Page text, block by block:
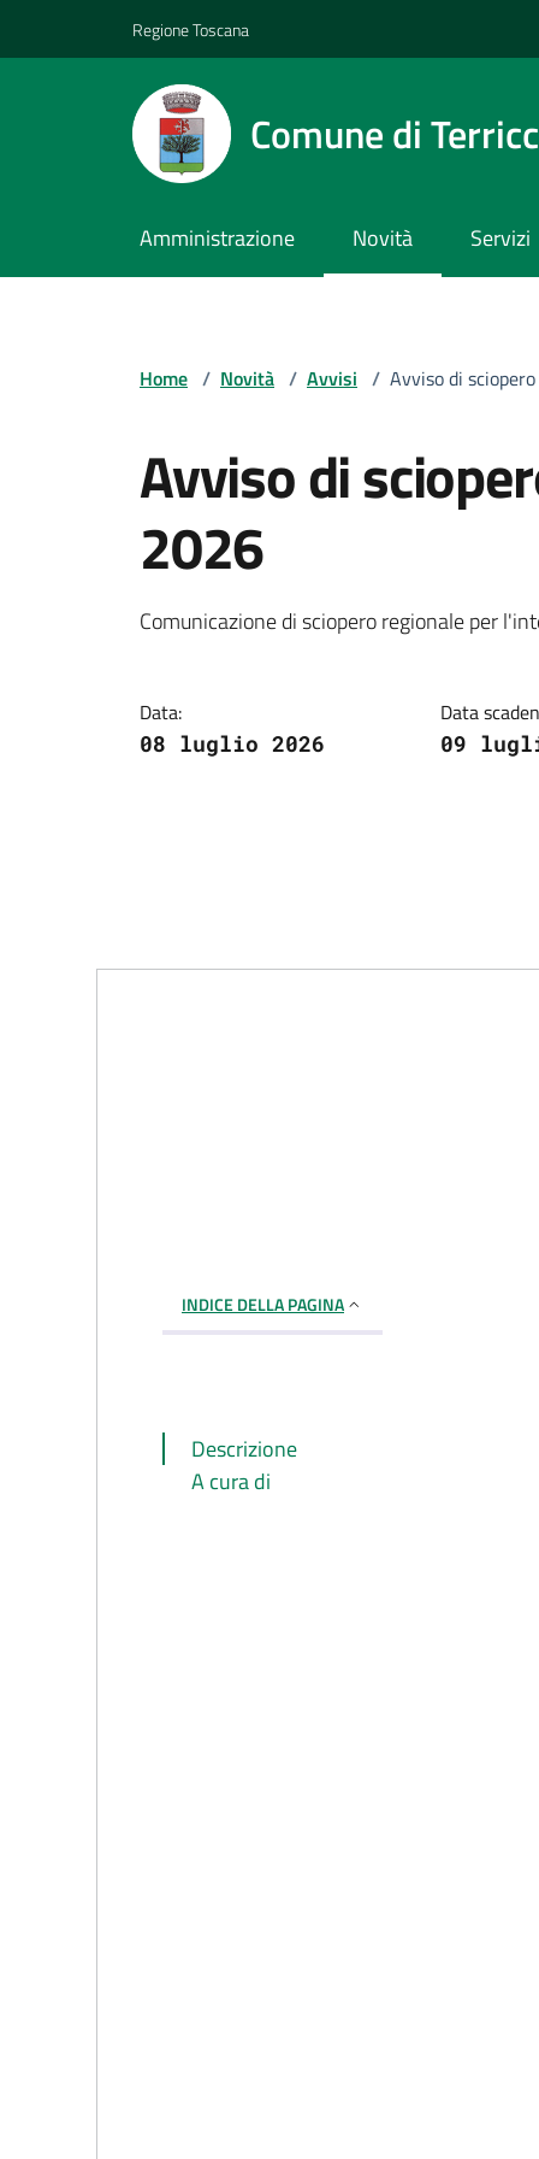
Regione Toscana
Comune di
Amministrazione Novità Servizi
Home / Novità / Avvisi / Avviso di
Avviso di
2026
Dettagli della
Comunicazione di sciopero regionale per
Data:
08 luglio 2026
Data
09
INDICE DELLA PAGINA
Descrizione
A cura di